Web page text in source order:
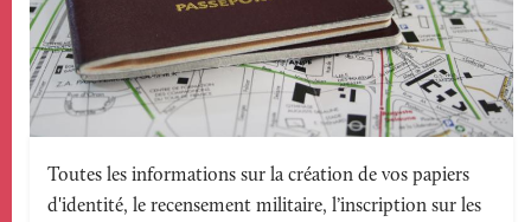
Texte
accroche
Toutes les informations sur la création de vos papiers
d'identité, le recensement militaire, l’inscription sur les